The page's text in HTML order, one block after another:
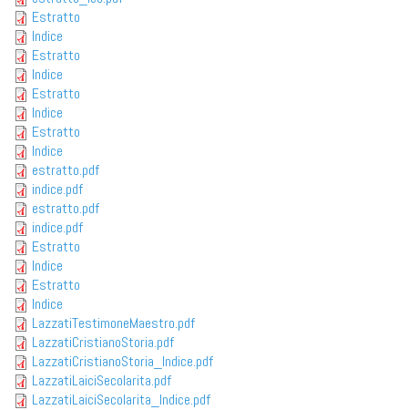
Estratto
Indice
Estratto
Indice
Estratto
Indice
Estratto
Indice
estratto.pdf
indice.pdf
estratto.pdf
indice.pdf
Estratto
Indice
Estratto
Indice
LazzatiTestimoneMaestro.pdf
LazzatiCristianoStoria.pdf
LazzatiCristianoStoria_Indice.pdf
LazzatiLaiciSecolarita.pdf
LazzatiLaiciSecolarita_Indice.pdf